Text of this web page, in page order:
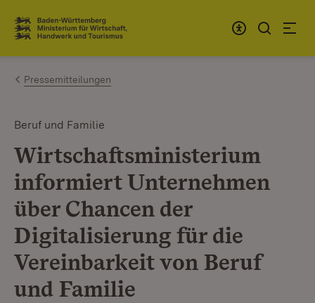
Zum Inhalt springen
Link zur Startseite
Pressemitteilungen
Beruf und Familie
Wirtschaftsministerium
informiert Unternehmen
über Chancen der
Digitalisierung für die
Vereinbarkeit von Beruf
und Familie